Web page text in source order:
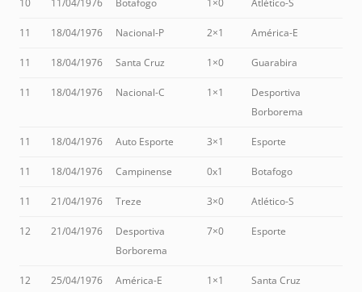
10 11/04/1976 Botafogo 1×0 Atlético-S
11 18/04/1976 Nacional-P 2×1 América-E
11 18/04/1976 Santa Cruz 1×0 Guarabira
11 18/04/1976 Nacional-C 1×1
Desportiva
Borborema
11 18/04/1976 Auto Esporte 3×1 Esporte
11 18/04/1976 Campinense 0x1 Botafogo
11 21/04/1976 Treze 3×0 Atlético-S
12 21/04/1976
Desportiva
Borborema
7×0 Esporte
12 25/04/1976 América-E 1×1 Santa Cruz